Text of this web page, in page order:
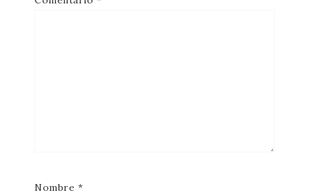
Nombre *